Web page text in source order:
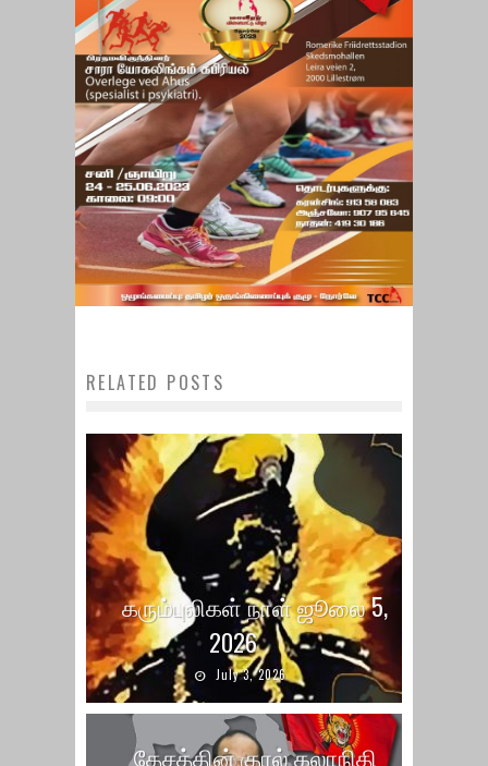
RELATED POSTS
கரும்புலிகள் நாள் ஜூலை 5,
2026
July 3, 2026
தேசத்தின் குரல் கலாநிதி